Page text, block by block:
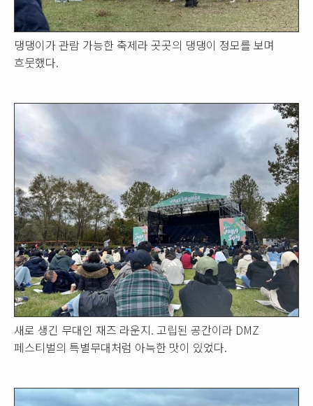
댕댕이가 관람 가능한 축제라 곳곳의 댕댕이 정모를 보며
흐뭇했다.
새로 생긴 무대인 재즈 라운지. 고립된 공간이라 DMZ
페스티벌의 특별무대처럼 아늑한 맛이 있었다.